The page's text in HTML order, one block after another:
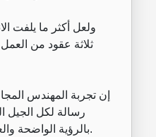
ولعل أكثر ما يلفت
ثلاثة عقود من
إن تجربة المهندس
رسالة لكل الجيل
بالرؤية الواضحة والعمل المتواصل والإيمان بأن المؤسسة الناجحة هي التي تستمر في النمو والتأثير جيلاً بعد جيل.